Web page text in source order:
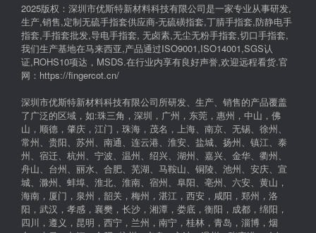
2025版权：深圳市优斯特新材料科技有限公司是一家专业从事研发,
生产,销售,定制无硫手指套供应商-无硫磺指套,丁腈手指套,防静电手
指套,手指套批发,导电手指套, 无卤素,无尘无粉手指套,切口手指套,
我们生产基地在马来西亚,产品通过ISO9001,ISO14001,SGS认
证,ROHS10项达，MSDS.在行业内享有良好声誉,欢迎远程看货.官
网：https://fingercot.cn/
深圳市优斯特新材料科技有限公司所研发、生产、销售的产品覆盖
了广泛的区域，如:珠三角，深圳，广州，东莞，惠州，中山，佛
山，顺德，肇庆，江门，珠海，茂名，上海、南京、无锡、徐州、
常州、贵阳、苏州、南通、连云港、淮安、盐城、扬州、镇江、泰
州、宿迁、杭州、宁波、温州、绍兴、湖州、嘉兴、金华、衢州、
舟山、台州、丽水、合肥、芜湖、马鞍山、铜陵、池州、安庆、宣
城、滁州、蚌埠、淮北、淮南、宿州、阜阳、亳州、六安、黄山，
海南，厦门，泉州，韶关，梅州，湛江，西安，咸阳，郑州，洛
阳，武汉，孝感，襄樊，长沙，湘潭，娄底，衡阳，成都，绵阳，
四川，遵义，昆明，西宁，兰州，南宁，桂林，青岛，淄博，烟